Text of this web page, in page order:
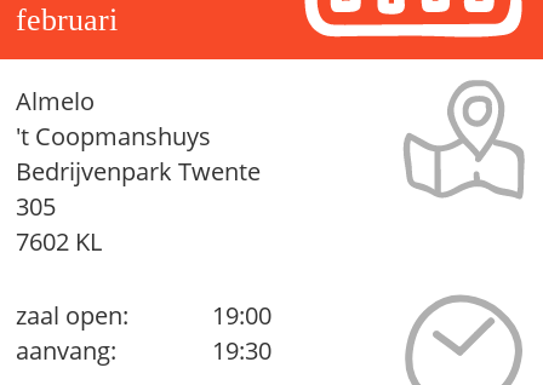
februari
Almelo
't Coopmanshuys
Bedrijvenpark Twente
305
7602 KL
zaal open:
19:00
aanvang:
19:30